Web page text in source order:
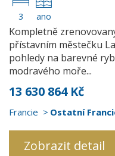
3 ano
Kompletně
přístavním městečku
pohledy na barevné
modravého moře...
13 630 864 Kč
Francie Ostatní
Zobrazit detail